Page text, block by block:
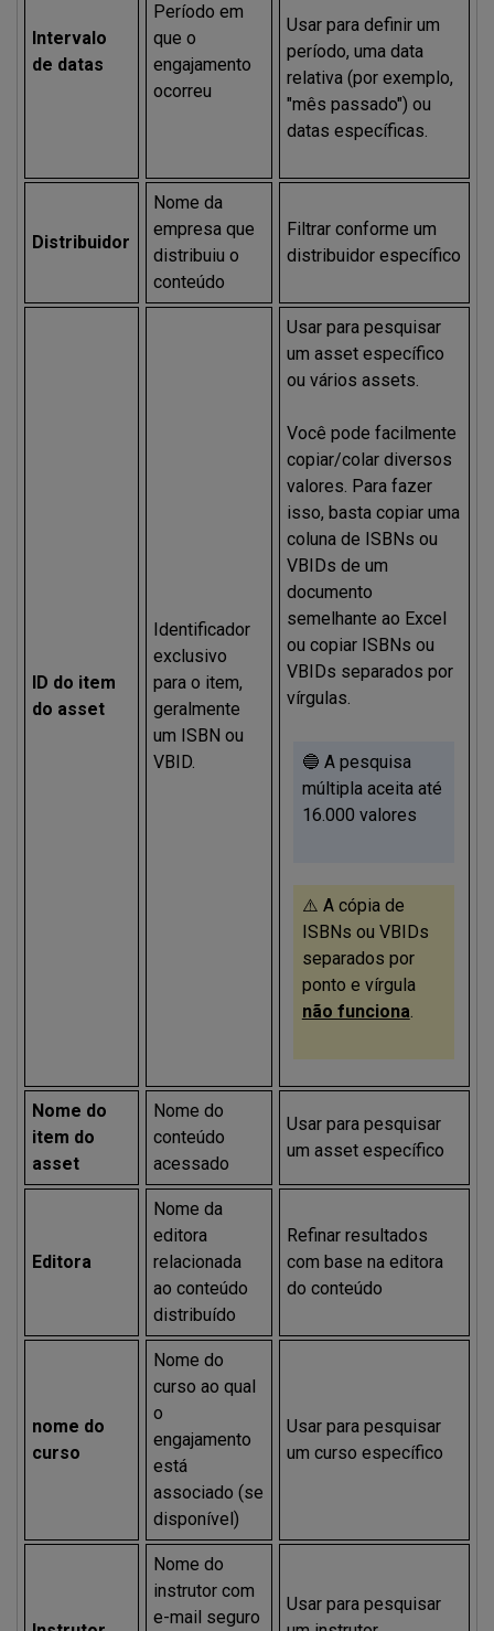
Intervalo
de datas
Período em
que o
engajamento
ocorreu
Usar para definir um
período, uma data
relativa (por exemplo,
"mês passado") ou
datas específicas.
Distribuidor
Nome da
empresa que
distribuiu o
conteúdo
Filtrar conforme um
distribuidor específico
ID do item
do asset
Identificador
exclusivo
para o item,
geralmente
um ISBN ou
VBID.
Usar para pesquisar
um asset específico
ou vários assets.
Você pode facilmente
copiar/colar diversos
valores. Para fazer
isso, basta copiar uma
coluna de ISBNs ou
VBIDs de um
documento
semelhante ao Excel
ou copiar ISBNs ou
VBIDs separados por
vírgulas.
🔵 A pesquisa
múltipla aceita até
16.000 valores
⚠️ A cópia de
ISBNs ou VBIDs
separados por
ponto e vírgula
não funciona.
Nome do
item do
asset
Nome do
conteúdo
acessado
Usar para pesquisar
um asset específico
Editora
Nome da
editora
relacionada
ao conteúdo
distribuído
Refinar resultados
com base na editora
do conteúdo
nome do
curso
Nome do
curso ao qual
o
engajamento
está
associado (se
disponível)
Usar para pesquisar
um curso específico
Nome do
instrutor com
e-mail seguro
Usar para pesquisar